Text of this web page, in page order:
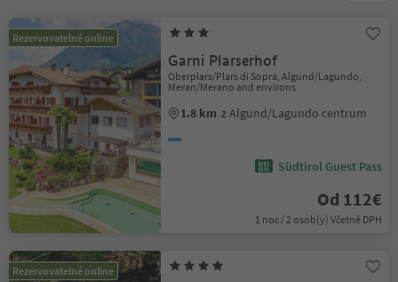
Rezervovatelné online
Garni Plarserhof
Oberplars/Plars di Sopra, Algund/Lagundo,
Meran/Merano and environs
1.8 km z Algund/Lagundo centrum
Südtirol Guest Pass
Od 112€
1 noc / 2 osob(y) Včetně DPH
Rezervovatelné online